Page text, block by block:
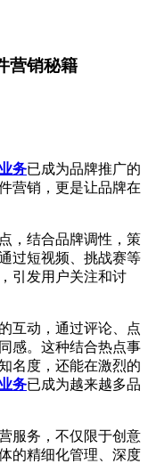
营销秘籍
务已成为品牌推广的
营销，更是让品牌在
结合品牌调性，策
过短视频、挑战赛等
引发用户关注和讨
动，通过评论、点
感。这种结合热点事
名度，还能在激烈的
务已成为越来越多品
务，不仅限于创意
的精细化管理、深度